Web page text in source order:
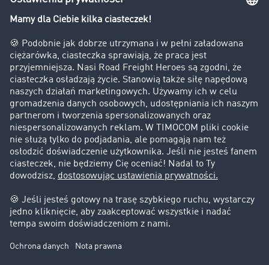
Bezpieczeństwo
Firma
Historie sukcesu
Klienci pozyskują nowych klientów
Informacje prawne
Impressum
OWU
Ochrona danych
Ustawienia plików cookies